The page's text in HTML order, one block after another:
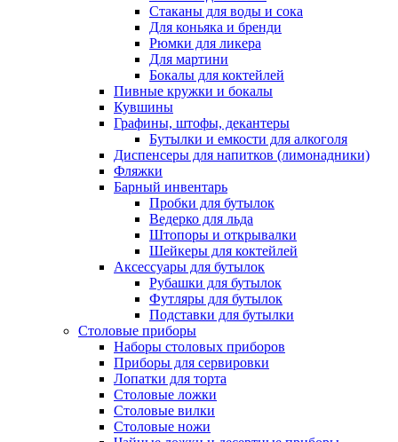
Стаканы для воды и сока
Для коньяка и бренди
Рюмки для ликера
Для мартини
Бокалы для коктейлей
Пивные кружки и бокалы
Кувшины
Графины, штофы, декантеры
Бутылки и емкости для алкоголя
Диспенсеры для напитков (лимонадники)
Фляжки
Барный инвентарь
Пробки для бутылок
Ведерко для льда
Штопоры и открывалки
Шейкеры для коктейлей
Аксессуары для бутылок
Рубашки для бутылок
Футляры для бутылок
Подставки для бутылки
Столовые приборы
Наборы столовых приборов
Приборы для сервировки
Лопатки для торта
Столовые ложки
Столовые вилки
Столовые ножи